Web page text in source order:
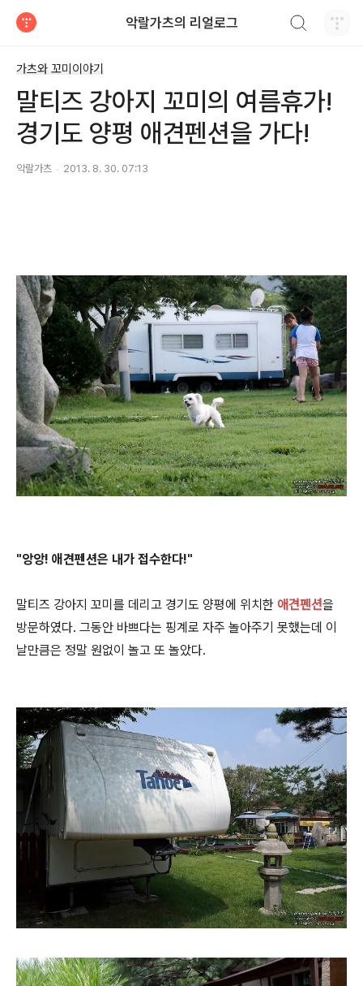
악랄가츠의 리얼로그
가츠와 꼬미이야기
말티즈 강아지 꼬미의 여름휴가!
경기도 양평 애견펜션을 가다!
악랄가츠 2013. 8. 30. 07:13
"앙앙! 애견펜션은 내가 접수한다!"
말티즈 강아지 꼬미를 데리고 경기도 양평에 위치한 애견펜션을
방문하였다. 그동안 바쁘다는 핑계로 자주 놀아주기 못했는데 이
날만큼은 정말 원없이 놀고 또 놀았다.